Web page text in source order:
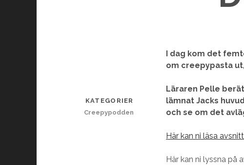
I dag kom det
om creepypasta
Läraren Pelle
lämnat Jacks
och se om det
Här kan ni läsa
Här kan ni lyssna på
KATEGORIER
Creepypodden